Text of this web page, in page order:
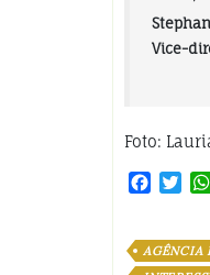
Vice-
Foto:
AGÊNCIA